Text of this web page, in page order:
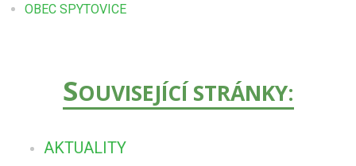
OBEC SPYTOVICE
SOUVISEJÍCÍ STRÁNKY:
AKTUALITY